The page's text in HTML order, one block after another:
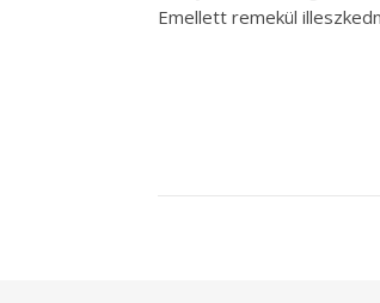
Emellett remekül